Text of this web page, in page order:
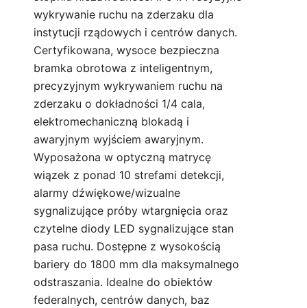
wykrywanie ruchu na zderzaku dla
instytucji rządowych i centrów danych.
Certyfikowana, wysoce bezpieczna
bramka obrotowa z inteligentnym,
precyzyjnym wykrywaniem ruchu na
zderzaku o dokładności 1/4 cala,
elektromechaniczną blokadą i
awaryjnym wyjściem awaryjnym.
Wyposażona w optyczną matrycę
wiązek z ponad 10 strefami detekcji,
alarmy dźwiękowe/wizualne
sygnalizujące próby wtargnięcia oraz
czytelne diody LED sygnalizujące stan
pasa ruchu. Dostępne z wysokością
bariery do 1800 mm dla maksymalnego
odstraszania. Idealne do obiektów
federalnych, centrów danych, baz